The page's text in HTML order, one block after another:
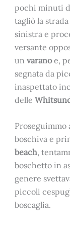
pochi minuti
tagliò la
sinistra e
versante
un varanoe,
segnata da
inaspettato
delle
Proseguimmo
boschiva e
beach,
boschetto in
genere
piccoli
boscaglia.